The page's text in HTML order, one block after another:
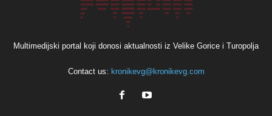
Multimedijski portal koji donosi aktualnosti iz Velike Gorice i Turopolja
Contact us: kronikevg@kronikevg.com